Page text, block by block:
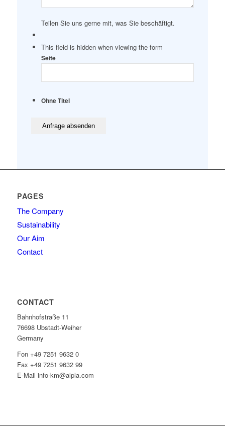
Teilen Sie uns gerne mit, was Sie beschäftigt.
This field is hidden when viewing the form
Seite
Ohne Titel
PAGES
The Company
Sustainability
Our Aim
Contact
CONTACT
Bahnhofstraße 11
76698 Ubstadt-Weiher
Germany
Fon +49 7251 9632 0
Fax +49 7251 9632 99
E-Mail info-km@alpla.com